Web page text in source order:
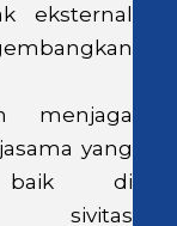
eksternal
menjaga
yang
baik di
sivitas